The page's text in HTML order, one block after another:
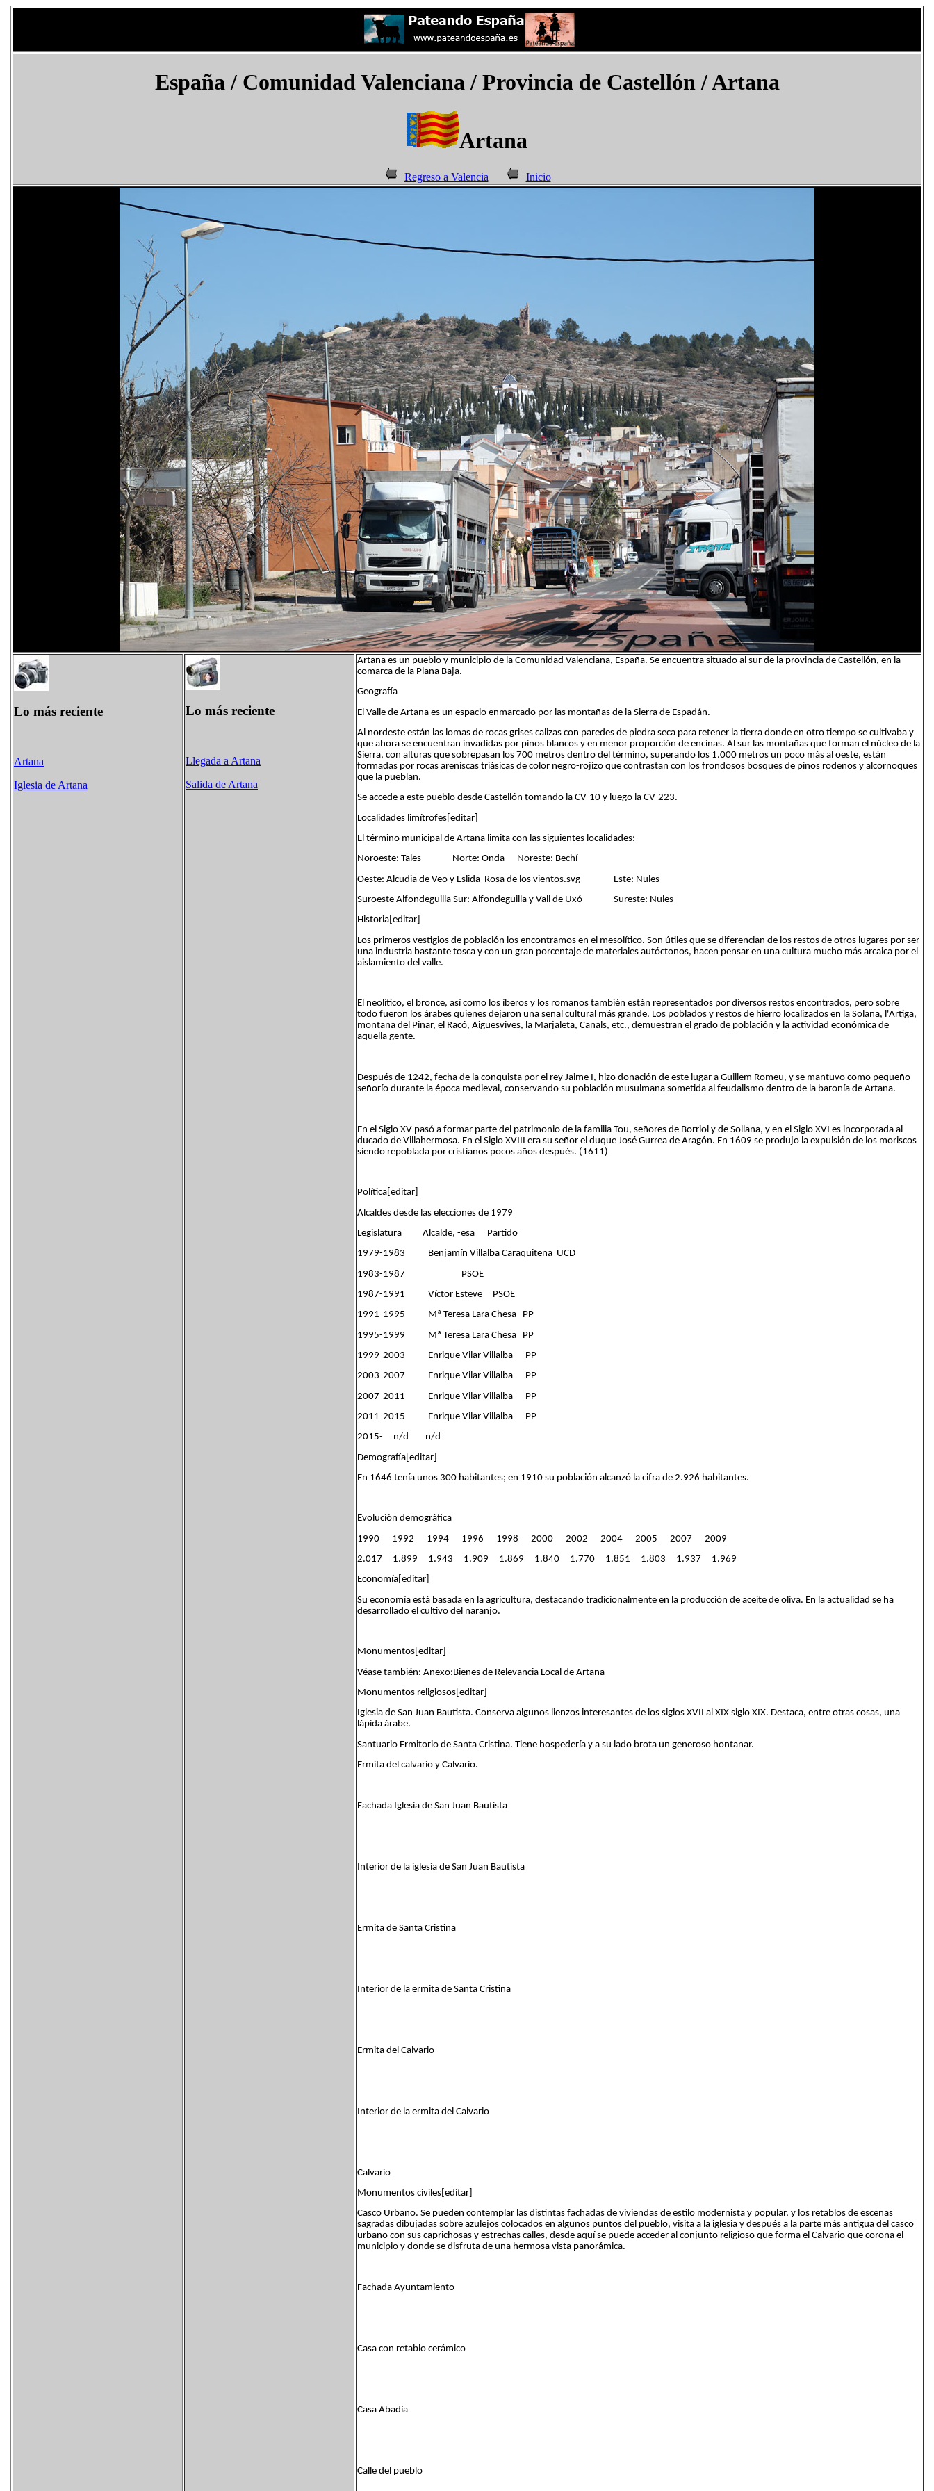
España/ Comunidad Valenciana / Provincia de Castellón /Artana
Artana
Regreso a Valencia Inicio
Lo más reciente
Artana
Iglesia de Artana
Lo más reciente
Llegada a Artana
Salida de Artana
Artana es un pueblo y municipio de la Comunidad Valenciana, España. Se encuentra situado al sur de la provincia de Castellón, en la
comarca de la Plana Baja.
Geografía
El Valle de Artana es un espacio enmarcado por las montañas de la Sierra de Espadán.
Al nordeste están las lomas de rocas grises calizas con paredes de piedra seca para retener la tierra donde en otro tiempo se cultivaba y
que ahora se encuentran invadidas por pinos blancos y en menor proporción de encinas. Al sur las montañas que forman el núcleo de la
Sierra, con alturas que sobrepasan los 700 metros dentro del término, superando los 1.000 metros un poco más al oeste, están
formadas por rocas areniscas triásicas de color negro-rojizo que contrastan con los frondosos bosques de pinos rodenos y alcornoques
que la pueblan.
Se accede a este pueblo desde Castellón tomando la CV-10 y luego la CV-223.
Localidades limítrofes[editar]
El término municipal de Artana limita con las siguientes localidades:
Noroeste: Tales Norte: Onda Noreste: Bechí
Oeste: Alcudia de Veo y Eslida Rosa de los vientos.svg Este: Nules
Suroeste Alfondeguilla Sur: Alfondeguilla y Vall de Uxó Sureste: Nules
Historia[editar]
Los primeros vestigios de población los encontramos en el mesolítico. Son útiles que se diferencian de los restos de otros lugares por ser
una industria bastante tosca y con un gran porcentaje de materiales autóctonos, hacen pensar en una cultura mucho más arcaica por el
aislamiento del valle.
El neolítico, el bronce, así como los íberos y los romanos también están representados por diversos restos encontrados, pero sobre
todo fueron los árabes quienes dejaron una señal cultural más grande. Los poblados y restos de hierro localizados en la Solana, l'Artiga,
montaña del Pinar, el Racó, Aigüesvives, la Marjaleta, Canals, etc., demuestran el grado de población y la actividad económica de
aquella gente.
Después de 1242, fecha de la conquista por el rey Jaime I, hizo donación de este lugar a Guillem Romeu, y se mantuvo como pequeño
señorío durante la época medieval, conservando su población musulmana sometida al feudalismo dentro de la baronía de Artana.
En el Siglo XV pasó a formar parte del patrimonio de la familia Tou, señores de Borriol y de Sollana, y en el Siglo XVI es incorporada al
ducado de Villahermosa. En el Siglo XVIII era su señor el duque José Gurrea de Aragón. En 1609 se produjo la expulsión de los moriscos
siendo repoblada por cristianos pocos años después. (1611)
Política[editar]
Alcaldes desde las elecciones de 1979
Legislatura Alcalde, -esa Partido
1979-1983 Benjamín Villalba Caraquitena UCD
1983-1987 PSOE
1987-1991 Víctor Esteve PSOE
1991-1995 Mª Teresa Lara Chesa PP
1995-1999 Mª Teresa Lara Chesa PP
1999-2003 Enrique Vilar Villalba PP
2003-2007 Enrique Vilar Villalba PP
2007-2011 Enrique Vilar Villalba PP
2011-2015 Enrique Vilar Villalba PP
2015- n/d n/d
Demografía[editar]
En 1646 tenía unos 300 habitantes; en 1910 su población alcanzó la cifra de 2.926 habitantes.
Evolución demográfica
1990 1992 1994 1996 1998 2000 2002 2004 2005 2007 2009
2.017 1.899 1.943 1.909 1.869 1.840 1.770 1.851 1.803 1.937 1.969
Economía[editar]
Su economía está basada en la agricultura, destacando tradicionalmente en la producción de aceite de oliva. En la actualidad se ha
desarrollado el cultivo del naranjo.
Monumentos[editar]
Véase también: Anexo:Bienes de Relevancia Local de Artana
Monumentos religiosos[editar]
Iglesia de San Juan Bautista. Conserva algunos lienzos interesantes de los siglos XVII al XIX siglo XIX. Destaca, entre otras cosas, una
lápida árabe.
Santuario Ermitorio de Santa Cristina. Tiene hospedería y a su lado brota un generoso hontanar.
Ermita del calvario y Calvario.
Fachada Iglesia de San Juan Bautista
Interior de la iglesia de San Juan Bautista
Ermita de Santa Cristina
Interior de la ermita de Santa Cristina
Ermita del Calvario
Interior de la ermita del Calvario
Calvario
Monumentos civiles[editar]
Casco Urbano. Se pueden contemplar las distintas fachadas de viviendas de estilo modernista y popular, y los retablos de escenas
sagradas dibujadas sobre azulejos colocados en algunos puntos del pueblo, visita a la iglesia y después a la parte más antigua del casco
urbano con sus caprichosas y estrechas calles, desde aquí se puede acceder al conjunto religioso que forma el Calvario que corona el
municipio y donde se disfruta de una hermosa vista panorámica.
Fachada Ayuntamiento
Casa con retablo cerámico
Casa Abadía
Calle del pueblo